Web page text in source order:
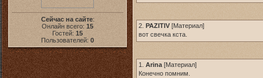
Сейчас на сайте:
Онлайн всего: 15
Гостей: 15
Пользователей: 0
2. PAZITIV [Материал]
вот свечка кста.
1. Arina [Материал]
Конечно помним.